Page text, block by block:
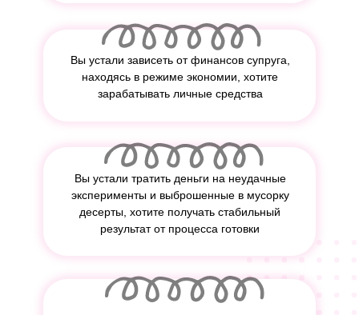
Вы устали зависеть от финансов супруга,
находясь в режиме экономии, хотите
зарабатывать личные средства
Вы устали тратить деньги на неудачные
эксперименты и выброшенные в мусорку
десерты, хотите получать стабильный
результат от процесса готовки